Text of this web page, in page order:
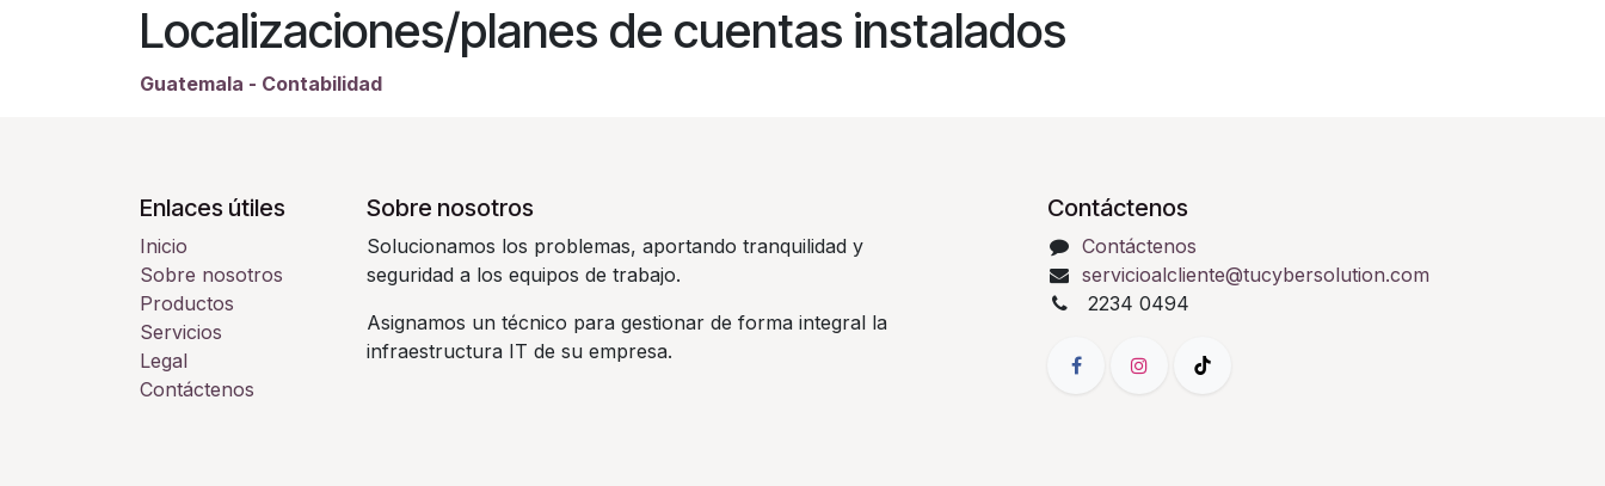
Localizaciones/planes de cuentas instalados
Guatemala - Contabilidad
Enlaces útiles
Inicio
Sobre nosotros
Productos
Servicios
Legal
Contáctenos
Sobre nosotros
Solucionamos los problemas, aportando tranquilidad y
seguridad a los equipos de trabajo.
Asignamos un técnico para gestionar de forma integral la
infraestructura IT de su empresa.
Contáctenos
Contáctenos
servicioalcliente@tucybersolution.com
2234 0494